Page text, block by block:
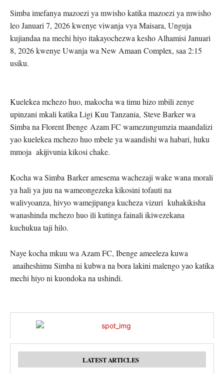
Simba imefanya mazoezi ya mwisho katika mazoezi ya mwisho
leo Januari 7, 2026 kwenye viwanja vya Maisara, Unguja
kujiandaa na mechi hiyo itakayochezwa kesho Alhamisi Januari
8, 2026 kwenye Uwanja wa New Amaan Complex, saa 2:15
usiku.
Kuelekea mchezo huo, makocha wa timu hizo mbili zenye
upinzani mkali katika Ligi Kuu Tanzania, Steve Barker wa
Simba na Florent Ibenge Azam FC wamezungumzia maandalizi
yao kuelekea mchezo huo mbele ya waandishi wa habari, huku
mmoja akijivunia kikosi chake.
Kocha wa Simba Barker amesema wachezaji wake wana morali
ya hali ya juu na wameongezeka kikosini tofauti na
walivyoanza, hivyo wamejipanga kucheza vizuri kuhakikisha
wanashinda mchezo huo ili kutinga fainali ikiwezekana
kuchukua taji hilo.
Naye kocha mkuu wa Azam FC, Ibenge ameeleza kuwa
anaiheshimu Simba ni kubwa na bora lakini malengo yao katika
mechi hiyo ni kuondoka na ushindi.
LATEST ARTICLES